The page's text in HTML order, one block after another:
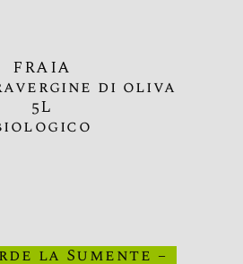
FRAIA
di oliva
5L
la Sumente –